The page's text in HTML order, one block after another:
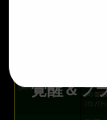
覚醒＆フラグメント効果/入手場所 ドラゴ